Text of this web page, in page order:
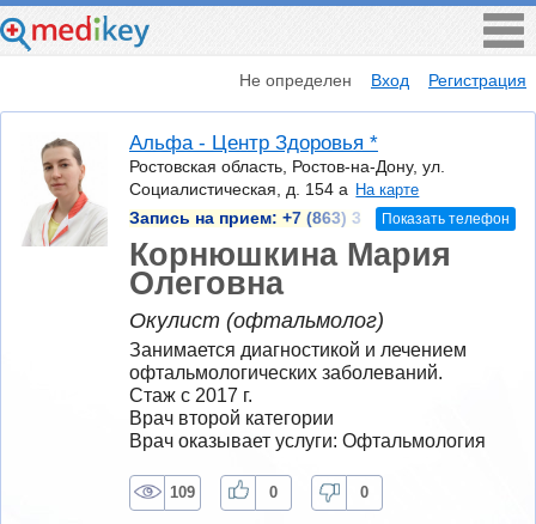
Не определен Вход Регистрация
Альфа - Центр Здоровья *
Ростовская область, Ростов-на-Дону, ул.
Социалистическая, д. 154 а На карте
Запись на прием: +7 (863) 3 Показать телефон
Корнюшкина Мария
Олеговна
Окулист (офтальмолог)
Занимается диагностикой и лечением
офтальмологических заболеваний.
Стаж с 2017 г.
Врач второй категории
Врач оказывает услуги: Офтальмология
109 0 0